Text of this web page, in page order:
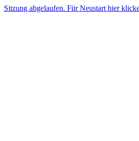
Sitzung abgelaufen. Für Neustart hier